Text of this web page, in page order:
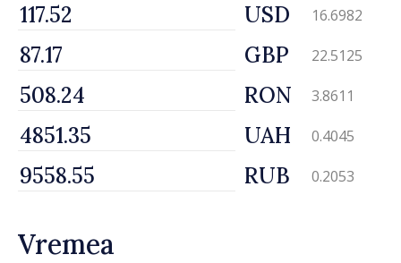
USD 16.6982
GBP 22.5125
RON 3.8611
UAH 0.4045
RUB 0.2053
Vremea